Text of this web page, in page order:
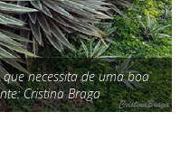
necessita de uma boa
Cristina Braga